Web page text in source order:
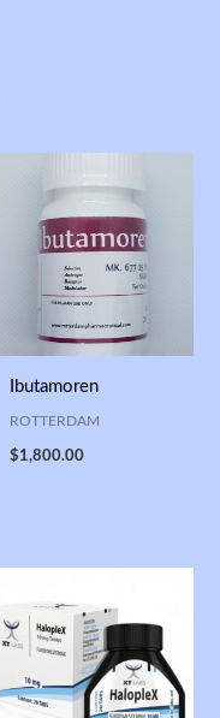
Ibutamoren
ROTTERDAM
$1,800.00